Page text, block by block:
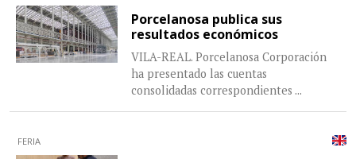
Porcelanosa publica sus
resultados económicos
VILA-REAL. Porcelanosa Corporación
ha presentado las cuentas
consolidadas correspondientes ...
FERIA